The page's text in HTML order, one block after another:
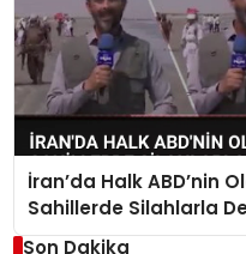
İran’da Halk ABD’nin
Sahillerde Silahlarla
Son Dakika